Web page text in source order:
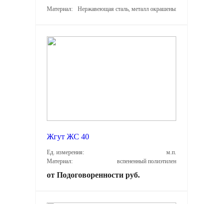
Материал: Нержавеющая сталь, металл окрашеный, оцинкованный
Жгут ЖС 40
Ед. измерения:
м.п.
Материал:
вспененный полиэтилен
от Подоговоренности руб.